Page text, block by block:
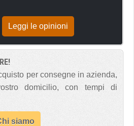
Leggi le opinioni
per consegne in azienda,
domicilio, con tempi di
siamo